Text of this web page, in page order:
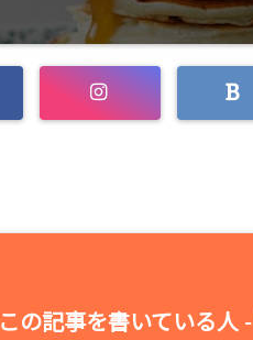
この記事を書いている人 -